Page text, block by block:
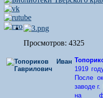
Просмотров: 4325
1919
После
заводе
на